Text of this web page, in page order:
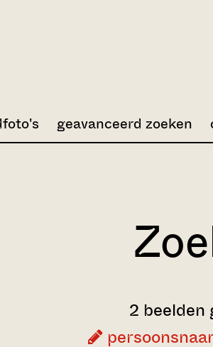
geavanceerd zoeken
2 beelden